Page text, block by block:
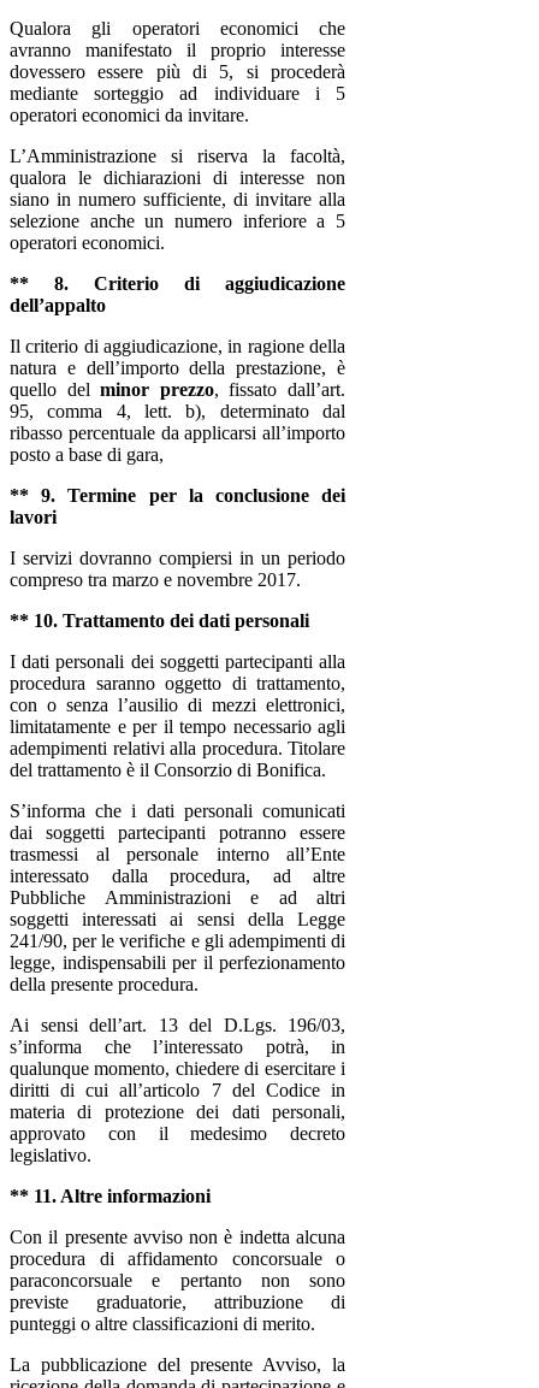
Qualora gli operatori economici che
avranno manifestato il proprio interesse
dovessero essere più di 5, si procederà
mediante sorteggio ad individuare i 5
operatori economici da invitare.
L’Amministrazione si riserva la facoltà,
qualora le dichiarazioni di interesse non
siano in numero sufficiente, di invitare alla
selezione anche un numero inferiore a 5
operatori economici.
** 8. Criterio di aggiudicazione
dell’appalto
Il criterio di aggiudicazione, in ragione della
natura e dell’importo della prestazione, è
quello delminor prezzo, fissato dall’art.
95, comma 4, lett. b), determinato dal
ribasso percentuale da applicarsi all’importo
posto a base di gara,
** 9. Termine per la conclusione dei
lavori
I servizi dovranno compiersi in un periodo
compreso tra marzo e novembre 2017.
** 10. Trattamento dei dati personali
I dati personali dei soggetti partecipanti alla
procedura saranno oggetto di trattamento,
con o senza l’ausilio di mezzi elettronici,
limitatamente e per il tempo necessario agli
adempimenti relativi alla procedura. Titolare
del trattamento è il Consorzio di Bonifica.
S’informa che i dati personali comunicati
dai soggetti partecipanti potranno essere
trasmessi al personale interno all’Ente
interessato dalla procedura, ad altre
Pubbliche Amministrazioni e ad altri
soggetti interessati ai sensi della Legge
241/90, per le verifiche e gli adempimenti di
legge, indispensabili per il perfezionamento
della presente procedura.
Ai sensi dell’art. 13 del D.Lgs. 196/03,
s’informa che l’interessato potrà, in
qualunque momento, chiedere di esercitare i
diritti di cui all’articolo 7 del Codice in
materia di protezione dei dati personali,
approvato con il medesimo decreto
legislativo.
** 11. Altre informazioni
Con il presente avviso non è indetta alcuna
procedura di affidamento concorsuale o
paraconcorsuale e pertanto non sono
previste graduatorie, attribuzione di
punteggi o altre classificazioni di merito.
La pubblicazione del presente Avviso, la